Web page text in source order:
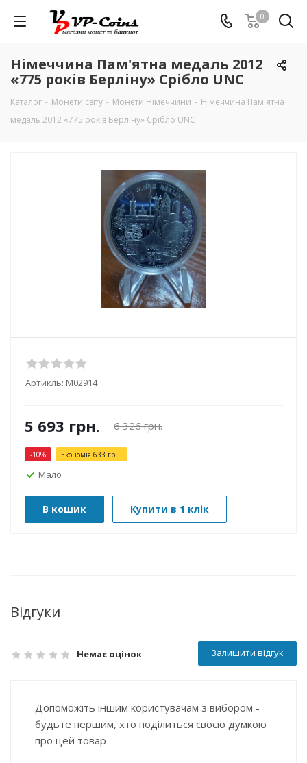
0
Німеччина Пам'ятна медаль 2012
«775 років Берліну» Срібло UNC
Каталог - Монети світу - Монети Німеччини - Німеччина Пам'ятна
медаль 2012 «775 років Берліну» Срібло UNC
Артикль: М02914
5 693 грн. 6 326грн.
-10% Економія 633 грн.
Мало
В кошик Купити в 1 клік
Відгуки
Немає оцінок Залишити відгук
Допоможіть іншим користувачам з вибором -
будьте першим, хто поділиться своєю думкою
про цей товар